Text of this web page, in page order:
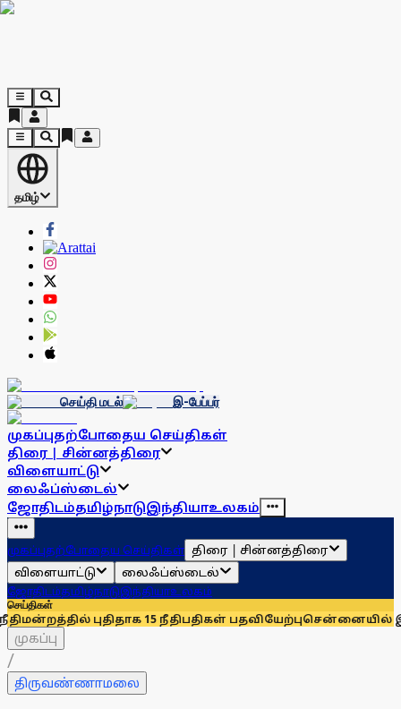
தமிழ்
செய்தி மடல் இ-பேப்பர்
முகப்புதற்போதைய செய்திகள்
திரை | சின்னத்திரை
விளையாட்டு
லைஃப்ஸ்டைல்
ஜோதிடம்தமிழ்நாடுஇந்தியாஉலகம்
முகப்புதற்போதைய செய்திகள் திரை | சின்னத்திரை
விளையாட்டு
லைஃப்ஸ்டைல்
ஜோதிடம்தமிழ்நாடுஇந்தியாஉலகம்
செய்திகள்
15 நீதிபதிகள் பதவியேற்புசென்னையில் இன்றும்
முகப்பு
/
திருவண்ணாமலை